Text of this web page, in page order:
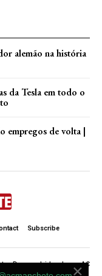
alemão na história
da Tesla em todo o
empregos de volta |
Subscribe
Desenvolvido de ♥ AC
×